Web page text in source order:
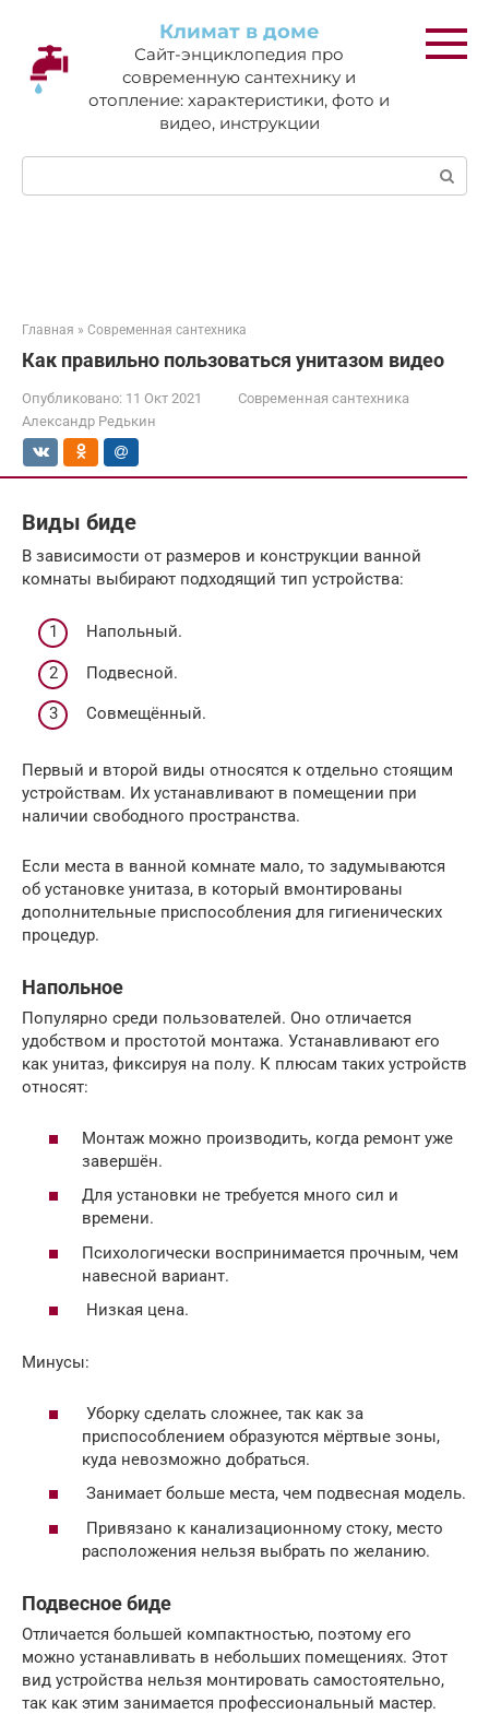
контенту
Климат в доме
Сайт-энциклопедия про
современную сантехнику и
отопление: характеристики, фото и
видео, инструкции
Поиск:
Главная » Современная сантехника
Как правильно пользоваться унитазом видео
Опубликовано: 11 Окт 2021
Современная сантехника
Александр Редькин
Виды биде
В зависимости от размеров и конструкции ванной
комнаты выбирают подходящий тип устройства:
Напольный.
Подвесной.
Совмещённый.
Первый и второй виды относятся к отдельно стоящим
устройствам. Их устанавливают в помещении при
наличии свободного пространства.
Если места в ванной комнате мало, то задумываются
об установке унитаза, в который вмонтированы
дополнительные приспособления для гигиенических
процедур.
Напольное
Популярно среди пользователей. Оно отличается
удобством и простотой монтажа. Устанавливают его
как унитаз, фиксируя на полу. К плюсам таких устройств
относят:
Монтаж можно производить, когда ремонт уже
завершён.
Для установки не требуется много сил и
времени.
Психологически воспринимается прочным, чем
навесной вариант.
Низкая цена.
Минусы:
Уборку сделать сложнее, так как за
приспособлением образуются мёртвые зоны,
куда невозможно добраться.
Занимает больше места, чем подвесная модель.
Привязано к канализационному стоку, место
расположения нельзя выбрать по желанию.
Подвесное биде
Отличается большей компактностью, поэтому его
можно устанавливать в небольших помещениях. Этот
вид устройства нельзя монтировать самостоятельно,
так как этим занимается профессиональный мастер.